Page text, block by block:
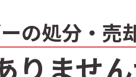
の処分・売
りませ